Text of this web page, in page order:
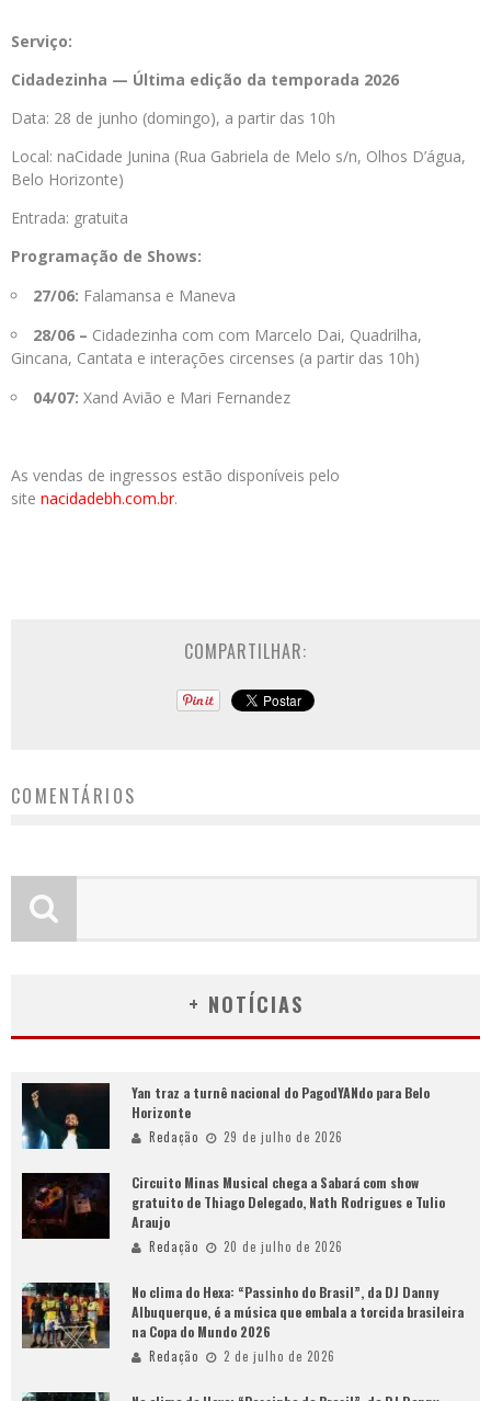
Serviço:
Cidadezinha — Última edição da temporada 2026
Data: 28 de junho (domingo), a partir das 10h
Local: naCidade Junina (Rua Gabriela de Melo s/n, Olhos D’água,
Belo Horizonte)
Entrada: gratuita
Programação de Shows:
27/06: Falamansa e Maneva
28/06 – Cidadezinha com com Marcelo Dai, Quadrilha,
Gincana, Cantata e interações circenses (a partir das 10h)
04/07: Xand Avião e Mari Fernandez
As vendas de ingressos estão disponíveis pelo
site nacidadebh.com.br.
COMPARTILHAR:
COMENTÁRIOS
+ NOTÍCIAS
Yan traz a turnê nacional do PagodYANdo para Belo
Horizonte
Redação 29 de julho de 2026
Circuito Minas Musical chega a Sabará com show
gratuito de Thiago Delegado, Nath Rodrigues e Tulio
Araujo
Redação 20 de julho de 2026
No clima do Hexa: “Passinho do Brasil”, da DJ Danny
Albuquerque, é a música que embala a torcida brasileira
na Copa do Mundo 2026
Redação 2 de julho de 2026